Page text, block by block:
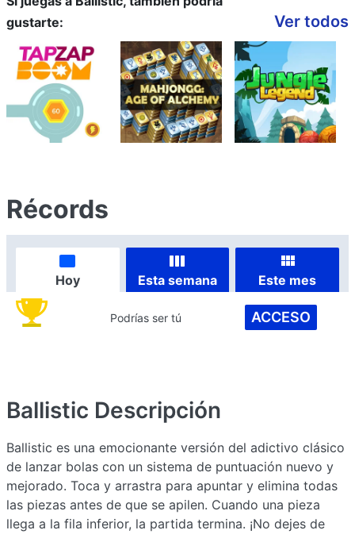
gustarte:
Ver todos
Récords
Hoy Esta semana Este mes
Podrías ser tú ACCESO
Ballistic Descripción
Ballistic es una emocionante versión del adictivo clásico
de lanzar bolas con un sistema de puntuación nuevo y
mejorado. Toca y arrastra para apuntar y elimina todas
las piezas antes de que se apilen. Cuando una pieza
llega a la fila inferior, la partida termina. ¡No dejes de